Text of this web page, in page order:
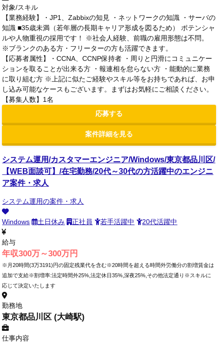
対象/スキル
【業務経験】・JP1、Zabbixの知見 ・ネットワークの知識 ・サーバの
知識 ■35歳未満（若年層の長期キャリア形成を図るため） ポテンシャ
ルや人物重視の採用です！ ※社会人経験、前職の雇用形態は不問。
※ブランクのある方・フリーターの方も活躍できます。
【応募者属性】・CCNA、CCNP保持者 ・周りと円滑にコミュニケー
ションを取ることが出来る方 ・報連相を怠らない方 ・能動的に業務
に取り組む方 ※上記に似たご経験やスキル等をお持ちであれば、お申
し込み可能なケースもございます。まずはお気軽にご相談ください。
【募集人数】1名
応募する
案件詳細を見る
システム運用/カスタマーエンジニア/Windows/東京都品川区/
【WEB面談可】/在宅勤務/20代～30代の方活躍中のエンジニ
ア案件・求人
システム運用の案件・求人
Windows 土日休み 正社員 若手活躍中 20代活躍中
給与
年収300万～300万円
※月20時間(3万3191)円の固定残業代を含む※20時間を超える時間外労働分の割増賃金は
追加で支給※割増率:法定時間外25%,法定休日35%,深夜25%,その他法定通り※スキルに
応じて決定いたします
勤務地
東京都品川区 (大崎駅)
仕事内容